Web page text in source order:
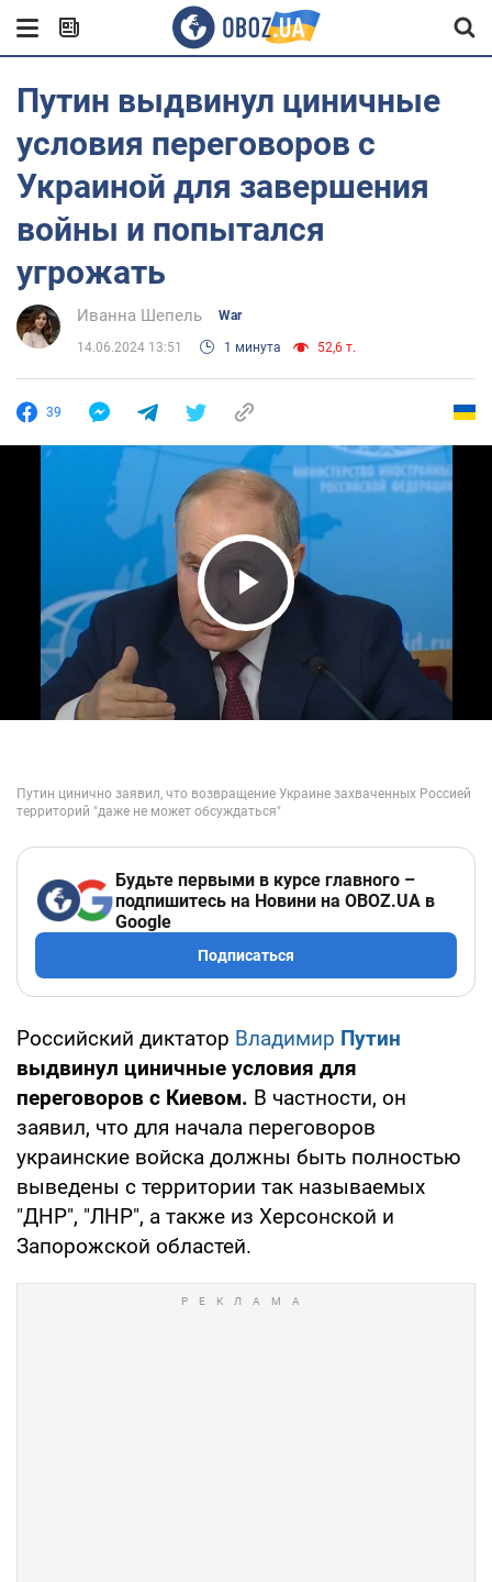
Путин выдвинул циничные
условия переговоров с
Украиной для завершения
войны и попытался
угрожать
Иванна Шепель War
14.06.2024 13:51 1 минута 52,6 т.
39
Play Video
Будьте первыми в курсе главного –
подпишитесь на Новини на OBOZ.UA в
Google
Подписаться
Российский диктатор Владимир Путин
выдвинул циничные условия для
переговоров с Киевом. В частности, он
заявил, что для начала переговоров
украинские войска должны быть полностью
выведены с территории так называемых
"ДНР", "ЛНР", а также из Херсонской и
Запорожской областей.